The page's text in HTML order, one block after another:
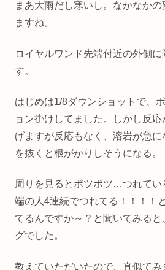
まあ大雨だし寒いし。なかなか
ますね。
ロイヤルワンド先端付近の外側に
す。
はじめは1/8ダウンショットで、
ョン掛けしてました。しかし反
げますが反応もなく、溶岩が急
を抜くと根がかりしそうになる。
周りを見るとポツポツ…つれて
端の人4連続でつれてる！！！！
てるんですか～？と聞いてみると
グでした。
教えていただいたので、真似てみ